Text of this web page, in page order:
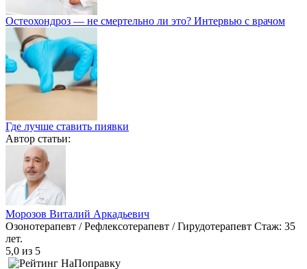
Остеохондроз — не смертельно ли это? Интервью с врачом
Где лучше ставить пиявки
Автор статьи:
Морозов Виталий Аркадьевич
Озонотерапевт / Рефлексотерапевт / Гирудотерапевт Стаж: 35
лет.
5,0 из 5